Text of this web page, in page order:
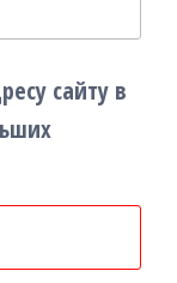
сайту в